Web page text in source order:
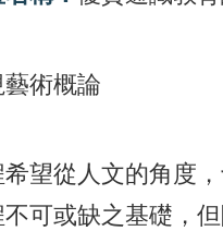
術概論
望從人文的角度
可或缺之基礎，